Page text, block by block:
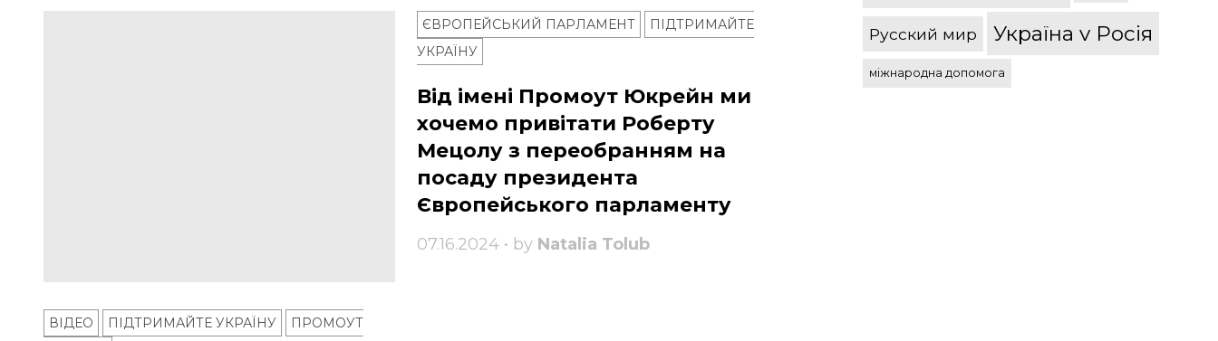
ВІДЕО ПІДТРИМАЙТЕ УКРАЇНУ
ПРОМОУТ
ЄВРОПЕЙСЬКИЙ ПАРЛАМЕНТ
ПІДТРИМАЙТЕ
УКРАЇНУ
Від імені Промоут Юкрейн ми
хочемо привітати Роберту
Мецолу з переобранням на
посаду президента
Європейського парламенту
07.16.2024 • by Natalia Tolub
Русский мир Україна v Росія
міжнародна допомога